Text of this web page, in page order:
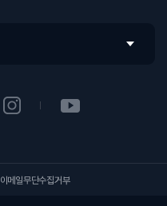
이메일무단수집거부